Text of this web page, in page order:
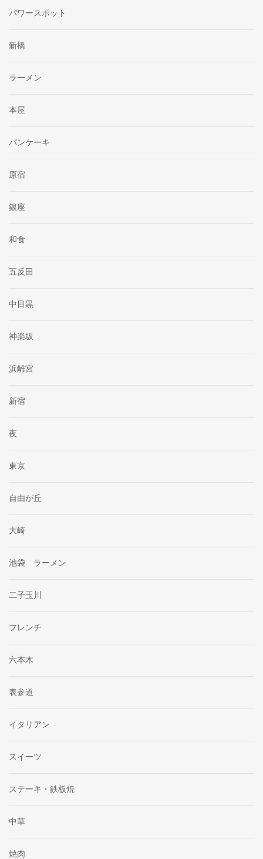
パワースポット
新橋
ラーメン
本屋
パンケーキ
原宿
銀座
和食
五反田
中目黒
神楽坂
浜離宮
新宿
夜
東京
自由が丘
大崎
池袋 ラーメン
二子玉川
フレンチ
六本木
表参道
イタリアン
スイーツ
ステーキ・鉄板焼
中華
焼肉